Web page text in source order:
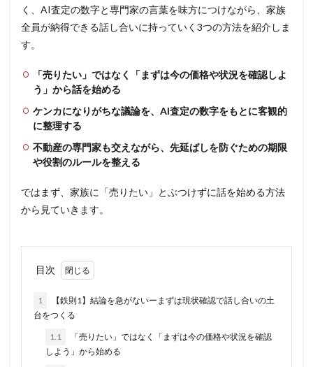
く、AI査定の数字と専門家の言葉を味方につけながら、家族
全員が納得できる話し合いに持っていく3つの方法を紹介しま
す。
「売りたい」ではなく「まずは今の価格や状況を確認しよ
う」から話を始める
ケンカになりがちな議論を、AI査定の数字をもとに客観的
に整理する
不動産の専門家も交えながら、先延ばしを防ぐための期限
や役割のルールを整える
ではまず、家族に「売りたい」とぶつけずに話を始める方法
から見ていきます。
目次
1
【鉄則1】結論を急がないーまずは現状確認で話し合いの土
台をつくる
1.1
「売りたい」ではなく「まずは今の価格や状況を確認
しよう」から始める